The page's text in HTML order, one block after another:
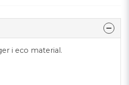
i eco material.